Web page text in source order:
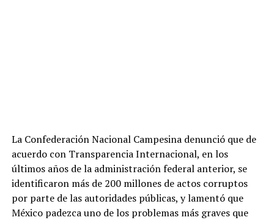
La Confederación Nacional Campesina denunció que de
acuerdo con Transparencia Internacional, en los
últimos años de la administración federal anterior, se
identificaron más de 200 millones de actos corruptos
por parte de las autoridades públicas, y lamentó que
México padezca uno de los problemas más graves que